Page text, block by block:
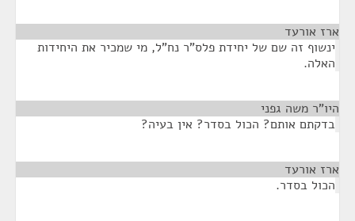
ארז אורעד
ינשוף זה שם של יחידת פלס"ר נח"ל, מי שמכיר את היחידות
האלה.
היו"ר משה גפני
בדקתם אותם? הכול בסדר? אין בעיה?
ארז אורעד
הכול בסדר.